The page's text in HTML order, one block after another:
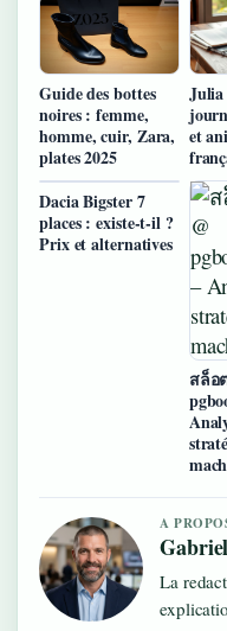
Guide des bottes
noires : femme,
homme, cuir, Zara,
plates 2025
et
Dacia Bigster 7
places : existe-t-il ?
Prix et alternatives
สล็อ
A
La